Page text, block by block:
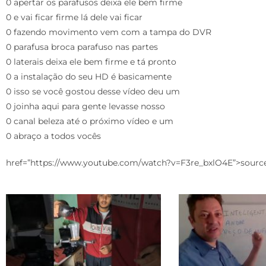
0 apertar os parafusos deixa ele bem firme
0 e vai ficar firme lá dele vai ficar
0 fazendo movimento vem com a tampa do DVR
0 parafusa broca parafuso nas partes
0 laterais deixa ele bem firme e tá pronto
0 a instalação do seu HD é basicamente
0 isso se você gostou desse vídeo deu um
0 joinha aqui para gente levasse nosso
0 canal beleza até o próximo vídeo e um
0 abraço a todos vocês
href=”https://www.youtube.com/